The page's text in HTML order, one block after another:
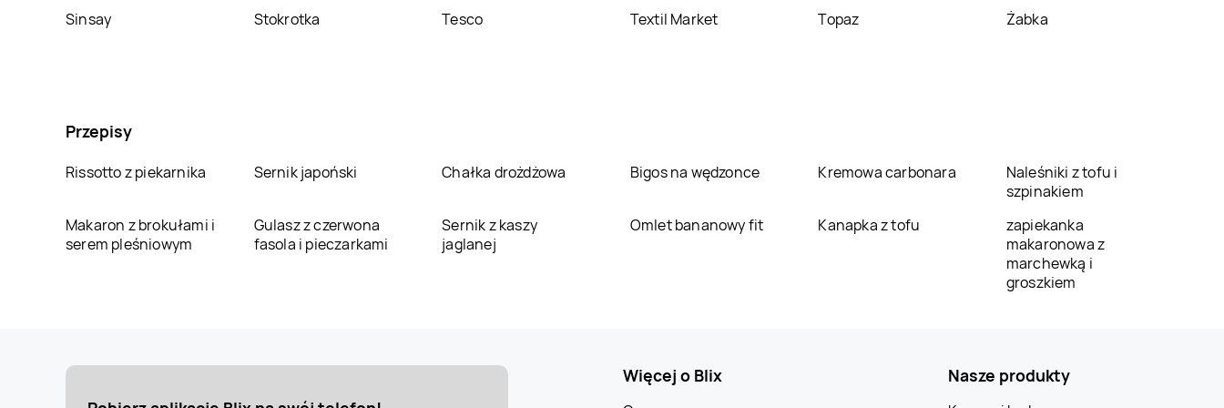
Sinsay Stokrotka Tesco Textil Market Topaz Żabka
Przepisy
Rissotto z piekarnika Sernik japoński Chałka drożdżowa Bigos na wędzonce Kremowa carbonara
Naleśniki z tofu i
szpinakiem
Makaron z brokułami i
serem pleśniowym
Gulasz z czerwona
fasola i pieczarkami
Sernik z kaszy
jaglanej
Omlet bananowy fit Kanapka z tofu
zapiekanka
makaronowa z
marchewką i
groszkiem
Więcej o Blix Nasze produkty